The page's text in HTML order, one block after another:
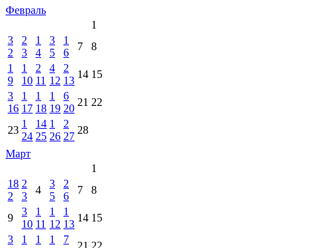
Февраль
1
3
2
2
3
1
4
3
5
1
6
7
8
1
9
1
10
2
11
4
12
2
13
14 15
3
16
1
17
1
18
1
19
6
20
21 22
23
1
24
14
25
1
26
2
27
28
Март
1
18
2
2
3
4
3
5
2
6
7 8
9
3
10
1
11
1
12
1
13
14 15
3
1
1
1
7